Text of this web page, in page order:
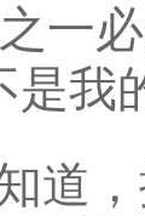
一
是我
道